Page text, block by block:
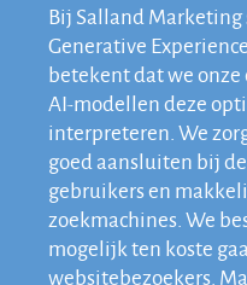
Bij Salland
Generative
betekent dat we
AI-modellen deze
interpreteren. We
goed aansluiten bij
gebruikers en
zoekmachines. We
mogelijk ten koste
websitebezoekers.